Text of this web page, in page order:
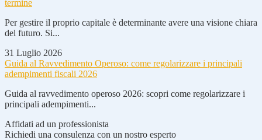
termine
Per gestire il proprio capitale è determinante avere una visione chiara
del futuro. Si...
31 Luglio 2026
Guida al Ravvedimento Operoso: come regolarizzare i principali
adempimenti fiscali 2026
Guida al ravvedimento operoso 2026: scopri come regolarizzare i
principali adempimenti...
Affidati ad un professionista
Richiedi una consulenza con un nostro esperto